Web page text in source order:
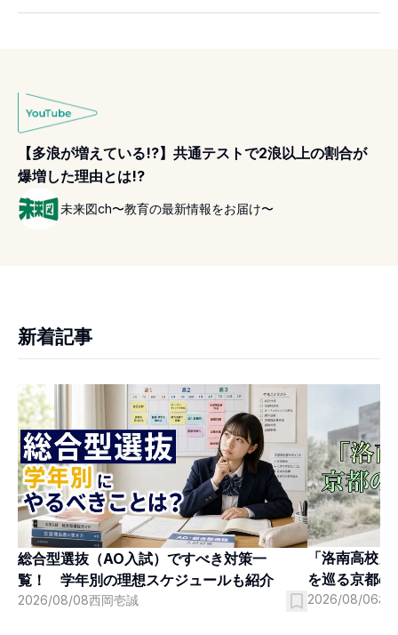
【多浪が増えている!?】共通テストで2浪以上の割合が
爆増した理由とは!?
未来図ch〜教育の最新情報をお届け〜
新着記事
総合型選抜（AO入試）ですべき対策一
覧！ 学年別の理想スケジュールも紹介
2026/08/08西岡壱誠
「洛南高校
を巡る京都
2026/08/06村